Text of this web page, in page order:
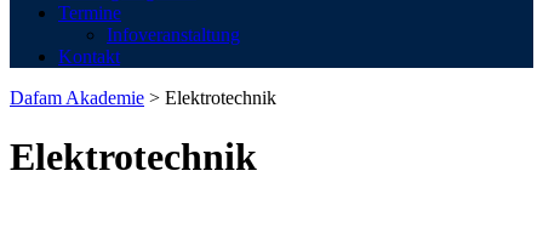
Termine
Infoveranstaltung
Kontakt
Dafam Akademie > Elektrotechnik
Elektrotechnik